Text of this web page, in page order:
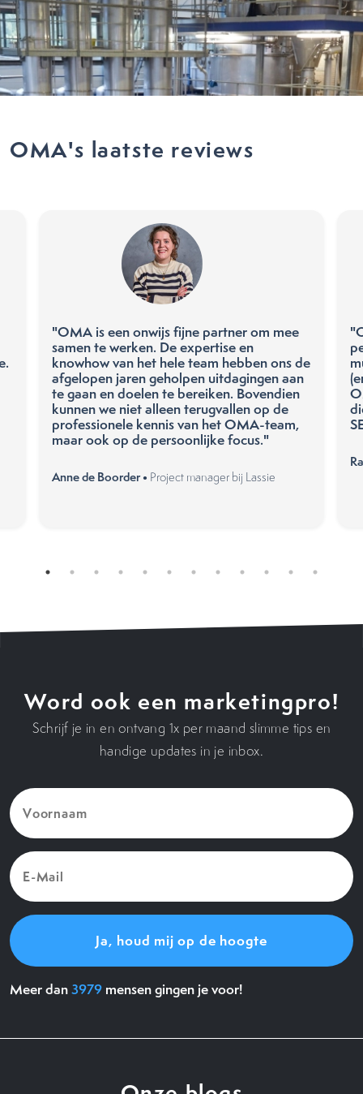
OMA's laatste reviews
"OMA is een onwijs fijne partner om mee
samen te werken. De expertise en
knowhow van het hele team hebben ons de
afgelopen jaren geholpen uitdagingen aan
te gaan en doelen te bereiken. Bovendien
kunnen we niet alleen terugvallen op de
professionele kennis van het OMA-team,
maar ook op de persoonlijke focus."
Anne de Boorder • Project manager bij Lassie
Word ook een marketingpro!
Schrijf je in en ontvang 1x per maand slimme tips en
handige updates in je inbox.
Voornaam
(Vereist)
E-
Mail
(Vereist)
Meer dan3979 mensen gingen je voor!